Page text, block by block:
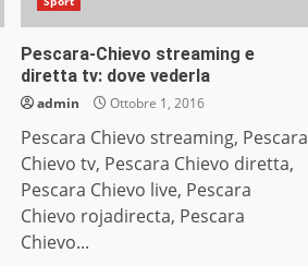
Pescara-Chievo streaming e
diretta tv: dove vederla
admin Ottobre 1, 2016
Pescara Chievo streaming, Pescara
Chievo tv, Pescara Chievo diretta,
Pescara Chievo live, Pescara
Chievo rojadirecta, Pescara
Chievo...